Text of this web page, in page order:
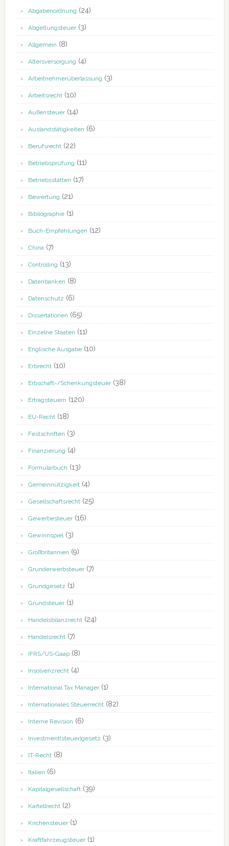
Abgabenordnung (24)
Abgeltungsteuer(3)
Allgemein (8)
Altersversorgung (4)
Arbeitnehmerüberlassung (3)
Arbeitsrecht(10)
Außensteuer(14)
Auslandstätigkeiten (6)
Berufsrecht(22)
Betriebsprüfung (11)
Betriebsstätten (17)
Bewertung (21)
Bibliographie(1)
Buch-Empfehlungen (12)
China (7)
Controlling (13)
Datenbanken (8)
Datenschutz (6)
Dissertationen (65)
Einzelne Staaten (11)
Englische Ausgabe(10)
Erbrecht(10)
Erbschaft-/Schenkungsteuer(38)
Ertragsteuern (120)
EU-Recht(18)
Festschriften (3)
Finanzierung (4)
Formularbuch (13)
Gemeinnützigkeit(4)
Gesellschaftsrecht(25)
Gewerbesteuer(16)
Gewinnspiel (3)
Großbritannien (9)
Grunderwerbsteuer(7)
Grundgesetz (1)
Grundsteuer(1)
Handelsbilanzrecht(24)
Handelsrecht(7)
IFRS/US-Gaap(8)
Insolvenzrecht(4)
International Tax Manager(1)
Internationales Steuerrecht(82)
Interne Revision (6)
Investment(steuer)gesetz (3)
IT-Recht(8)
Italien (6)
Kapitalgesellschaft(39)
Kartellrecht(2)
Kirchensteuer(1)
Kraftfahrzeugsteuer(1)